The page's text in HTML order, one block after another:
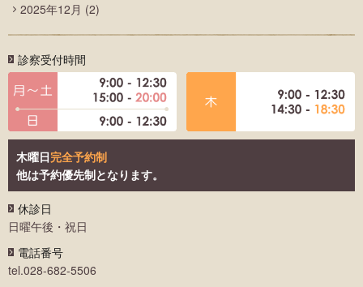
2025年12月 (2)
診察受付時間
木曜日完全予約制
他は予約優先制となります。
休診日
日曜午後・祝日
電話番号
tel.028-682-5506